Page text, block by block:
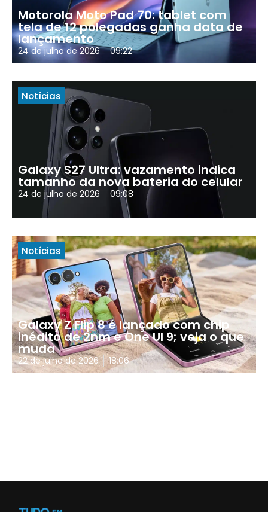
Motorola Moto Pad 70: tablet com
tela de 12 polegadas ganha data de
lançamento
24 de julho de 2026 09:22
Notícias
Galaxy S27 Ultra: vazamento indica
tamanho da nova bateria do celular
24 de julho de 2026 09:08
Notícias
Galaxy Z Flip 8 é lançado com chip
inédito de 2nm e One UI 9; veja o que
muda
22 de julho de 2026 18:06